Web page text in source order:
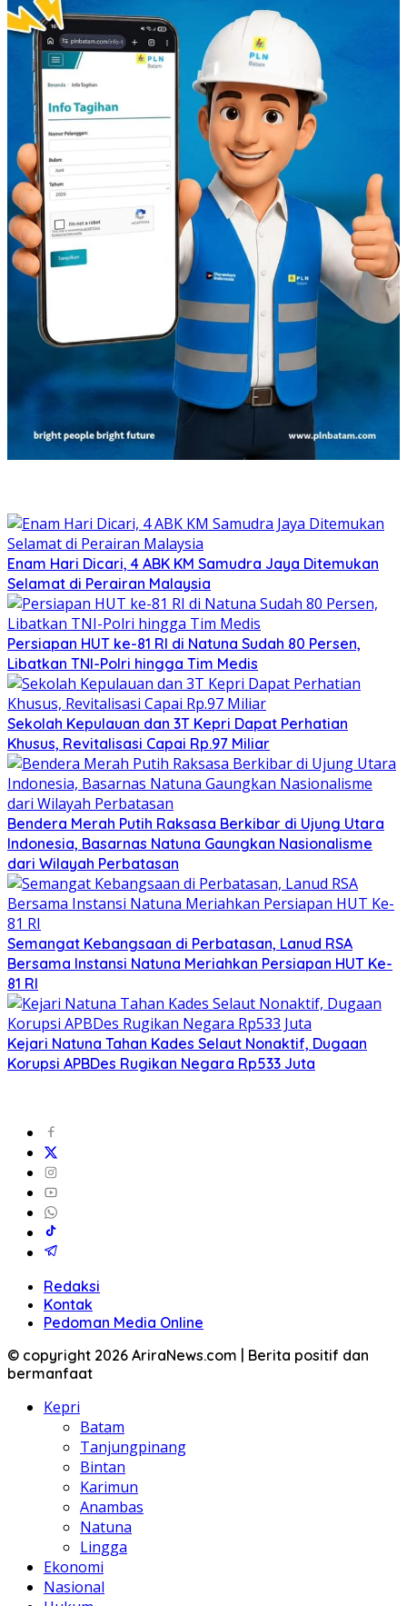
Enam Hari Dicari, 4 ABK KM Samudra Jaya Ditemukan
Selamat di Perairan Malaysia
Persiapan HUT ke-81 RI di Natuna Sudah 80 Persen,
Libatkan TNI-Polri hingga Tim Medis
Sekolah Kepulauan dan 3T Kepri Dapat Perhatian
Khusus, Revitalisasi Capai Rp.97 Miliar
Bendera Merah Putih Raksasa Berkibar di Ujung Utara
Indonesia, Basarnas Natuna Gaungkan Nasionalisme
dari Wilayah Perbatasan
Semangat Kebangsaan di Perbatasan, Lanud RSA
Bersama Instansi Natuna Meriahkan Persiapan HUT Ke-
81 RI
Kejari Natuna Tahan Kades Selaut Nonaktif, Dugaan
Korupsi APBDes Rugikan Negara Rp533 Juta
Redaksi
Kontak
Pedoman Media Online
© copyright 2026 AriraNews.com | Berita positif dan
bermanfaat
Kepri
Batam
Tanjungpinang
Bintan
Karimun
Anambas
Natuna
Lingga
Ekonomi
Nasional